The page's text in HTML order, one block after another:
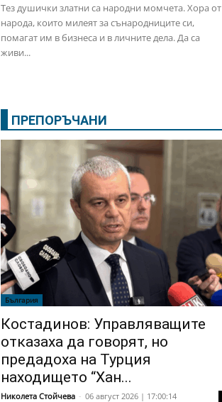
Тез душички златни са народни момчета. Хора от
народа, които милеят за сънародниците си,
помагат им в бизнеса и в личните дела. Да са
живи...
ПРЕПОРЪЧАНИ
България
Костадинов: Управляващите
отказаха да говорят, но
предадоха на Турция
находището “Хан...
Николета Стойчева - 06 август 2026 | 17:00:14